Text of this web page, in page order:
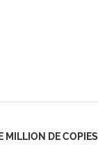
MILLION DE